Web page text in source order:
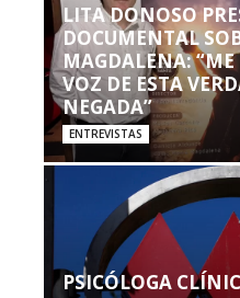
LITA DONOSO
DOCUMENTAL
MAGDALENA: “ME
VOZ DE ESTA
NEGADA”
ENTREVISTAS
PSICÓLOGA